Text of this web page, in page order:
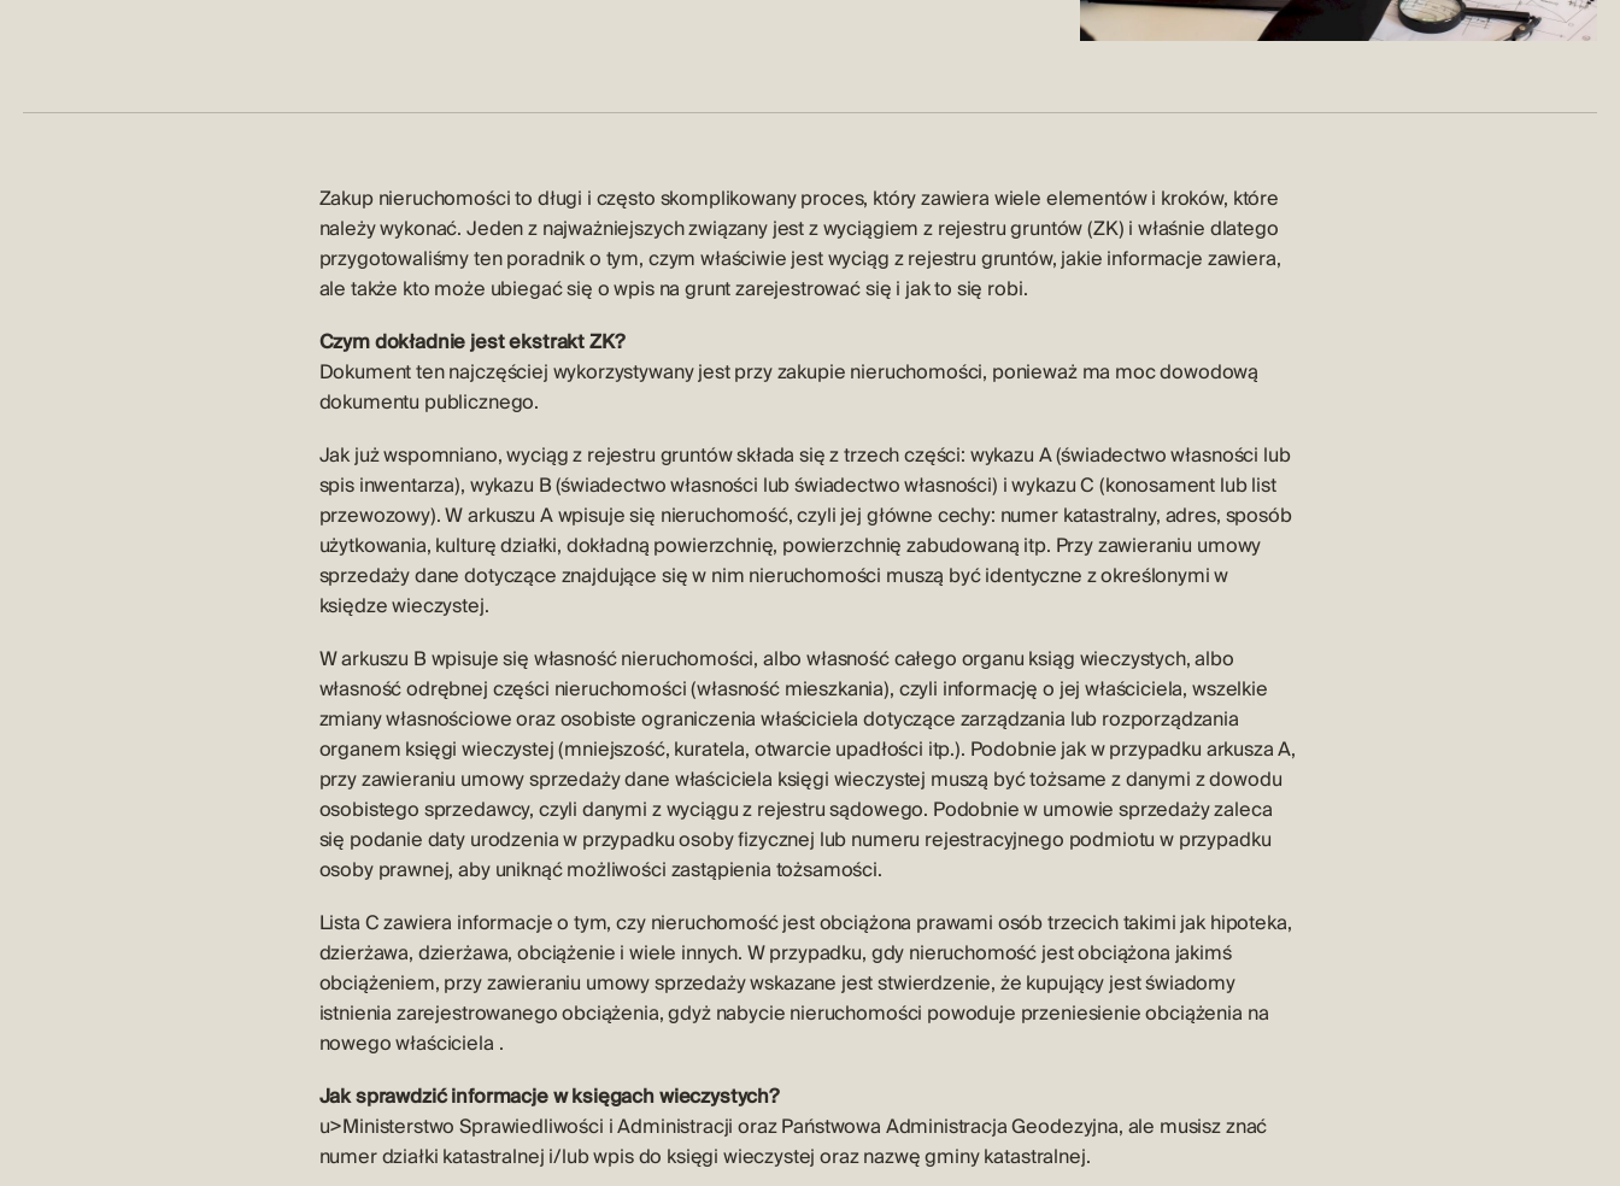
Zakup nieruchomościto długi i często skomplikowany proces, który zawiera wiele elementów i kroków, które
należy wykonać. Jeden z najważniejszych związany jest z wyciągiem z rejestru gruntów (ZK) i właśnie dlatego
przygotowaliśmy ten poradnik o tym, czym właściwie jest wyciąg z rejestru gruntów, jakie informacje zawiera,
ale także kto może ubiegać się o wpis na grunt zarejestrować się i jak to się robi.
Czym dokładnie jest ekstrakt ZK?
Dokument ten najczęściej wykorzystywany jest przy zakupie nieruchomości, ponieważ ma moc dowodową
dokumentu publicznego.
Jak już wspomniano, wyciąg z rejestru gruntów składa się z trzech części: wykazu A (świadectwo własności lub
spis inwentarza), wykazu B (świadectwo własności lub świadectwo własności) i wykazu C (konosament lub list
przewozowy). W arkuszu A wpisuje się nieruchomość, czyli jej główne cechy: numer katastralny, adres, sposób
użytkowania, kulturę działki, dokładną powierzchnię, powierzchnię zabudowaną itp. Przy zawieraniu umowy
sprzedaży dane dotyczące znajdujące się w nim nieruchomości muszą być identyczne z określonymi w
księdze wieczystej.
W arkuszu B wpisuje się własność nieruchomości, albo własność całego organu ksiąg wieczystych, albo
własność odrębnej części nieruchomości (własność mieszkania), czyli informację o jej właściciela, wszelkie
zmiany własnościowe oraz osobiste ograniczenia właściciela dotyczące zarządzania lub rozporządzania
organem księgi wieczystej (mniejszość, kuratela, otwarcie upadłości itp.). Podobnie jak w przypadku arkusza A,
przy zawieraniu umowy sprzedaży dane właściciela księgi wieczystej muszą być tożsame z danymi z dowodu
osobistego sprzedawcy, czyli danymi z wyciągu z rejestru sądowego. Podobnie w umowie sprzedaży zaleca
się podanie daty urodzenia w przypadku osoby fizycznej lub numeru rejestracyjnego podmiotu w przypadku
osoby prawnej, aby uniknąć możliwości zastąpienia tożsamości.
Lista C zawiera informacje o tym, czy nieruchomość jest obciążona prawami osób trzecich takimi jak hipoteka,
dzierżawa, dzierżawa, obciążenie i wiele innych. W przypadku, gdy nieruchomość jest obciążona jakimś
obciążeniem, przy zawieraniu umowy sprzedaży wskazane jest stwierdzenie, że kupujący jest świadomy
istnienia zarejestrowanego obciążenia, gdyż nabycie nieruchomości powoduje przeniesienie obciążenia na
nowego właściciela .
Jak sprawdzić informacje w księgach wieczystych?
u>Ministerstwo Sprawiedliwości i Administracji orazPaństwowa Administracja Geodezyjna, ale musisz znać
numer działki katastralnej i/lub wpis do księgi wieczystej oraz nazwę gminy katastralnej.